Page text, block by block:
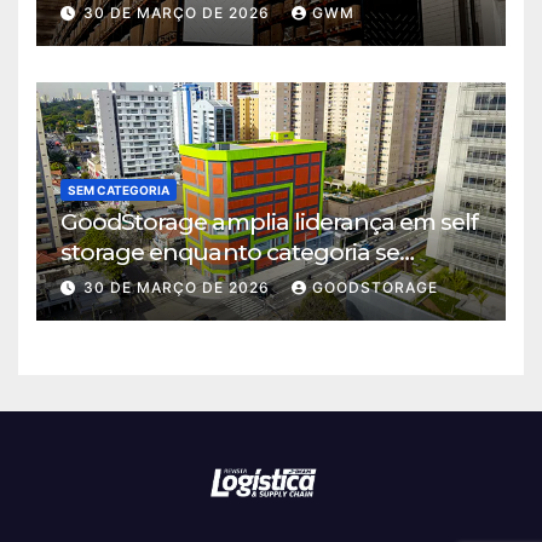
logística em Cajamar
30 DE MARÇO DE 2026 GWM
SEM CATEGORIA
GoodStorage amplia liderança em self
storage enquanto categoria se
consolida em São Paulo
30 DE MARÇO DE 2026 GOODSTORAGE